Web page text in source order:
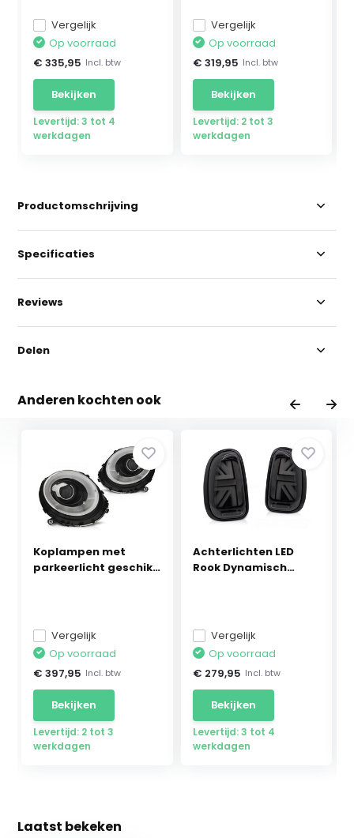
Vergelijk
Op voorraad
€ 335,95 Incl. btw
Bekijken
Levertijd: 3 tot 4
werkdagen
Vergelijk
Op voorraad
€ 319,95 Incl. btw
Bekijken
Levertijd: 2 tot 3
werkdagen
Productomschrijving
Specificaties
Reviews
Delen
Anderen kochten ook
Koplampen met
parkeerlicht geschikt
Vergelijk
Op voorraad
€ 397,95 Incl. btw
Bekijken
Levertijd: 2 tot 3
werkdagen
Achterlichten LED
Rook Dynamisch
Vergelijk
Op voorraad
€ 279,95 Incl. btw
Bekijken
Levertijd: 3 tot 4
werkdagen
Laatst bekeken